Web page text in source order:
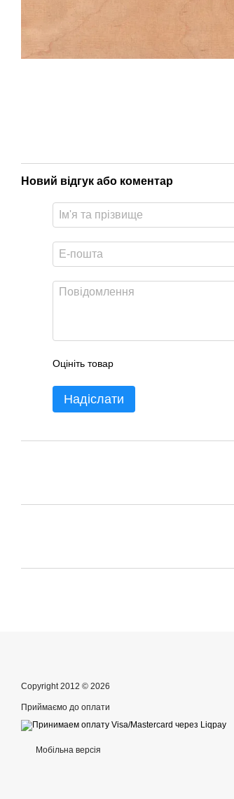
Новий відгук або коментар
Оцініть товар
Надіслати
Copyright 2012 © 2026
Приймаємо до оплати
Мобільна версія